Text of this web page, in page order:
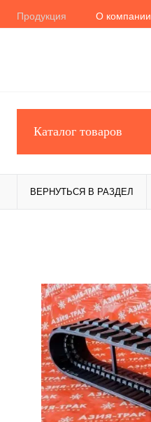
Продукция О компании
Каталог товаров
ВЕРНУТЬСЯ В РАЗДЕЛ